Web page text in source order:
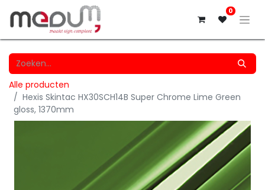
0
Alle producten
Hexis Skintac HX30SCH14B Super Chrome Lime Green
gloss, 1370mm